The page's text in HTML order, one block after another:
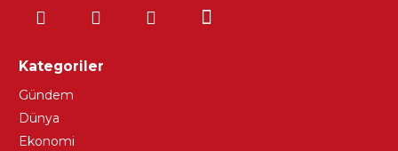
Kategoriler
Gündem
Dünya
Ekonomi